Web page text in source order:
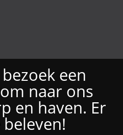
een
naar ons
en haven. Er